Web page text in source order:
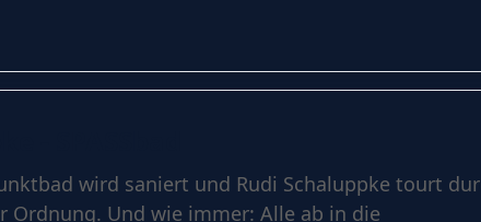
wird saniert und Rudi Schaluppke tourt
Ordnung. Und wie immer: Alle ab in die